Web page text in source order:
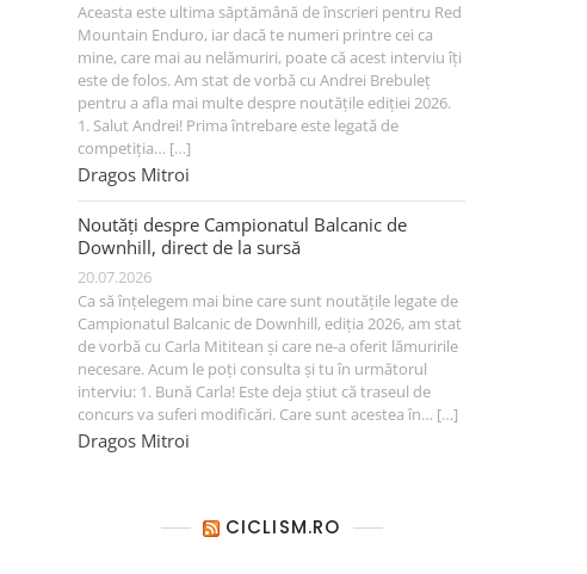
Aceasta este ultima săptămână de înscrieri pentru Red
Mountain Enduro, iar dacă te numeri printre cei ca
mine, care mai au nelămuriri, poate că acest interviu îți
este de folos. Am stat de vorbă cu Andrei Brebuleț
pentru a afla mai multe despre noutățile ediției 2026.
1. Salut Andrei! Prima întrebare este legată de
competiția… […]
Dragos Mitroi
Noutăți despre Campionatul Balcanic de
Downhill, direct de la sursă
20.07.2026
Ca să înțelegem mai bine care sunt noutățile legate de
Campionatul Balcanic de Downhill, ediția 2026, am stat
de vorbă cu Carla Mititean și care ne-a oferit lămuririle
necesare. Acum le poți consulta și tu în următorul
interviu: 1. Bună Carla! Este deja știut că traseul de
concurs va suferi modificări. Care sunt acestea în… […]
Dragos Mitroi
CICLISM.RO